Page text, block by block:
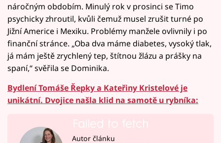
náročným obdobím. Minulý rok v prosinci se Timo
psychicky zhroutil, kvůli čemuž musel zrušit turné po
Jižní Americe i Mexiku. Problémy manžele ovlivnily i po
finanční stránce. „Oba dva máme diabetes, vysoký tlak,
já mám ještě zrychlený tep, štítnou žlázu a prášky na
spaní,“ svěřila se Dominika.
Bydlení Tomáše Řepky a Kateřiny Kristelové je
unikátní. Dvojice našla klid na samotě u rybníka:
Failed to fetch
Autor článku